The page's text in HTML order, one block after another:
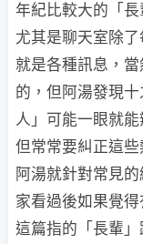
年紀比較大的「長
尤其是聊天室除
就是各種訊息，
的，但阿湯發現
人」可能一眼就
但常常要糾正這
阿湯就針對常見
家看過後如果覺
這篇指的「長輩